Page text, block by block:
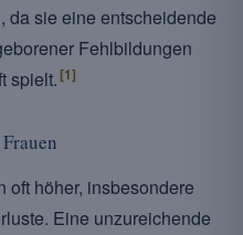
da sie eine entscheidende
Fehlbildungen
spielt. [1]
oft höher, insbesondere
Eine unzureichende